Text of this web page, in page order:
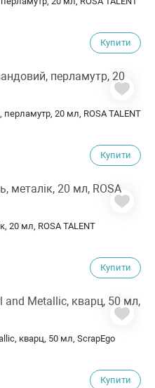
Купити
20 мл, ROSA TALENT
Купити
20 мл, ROSA TALENT
Купити
кварц, 50 мл, ScrapEgo
Купити